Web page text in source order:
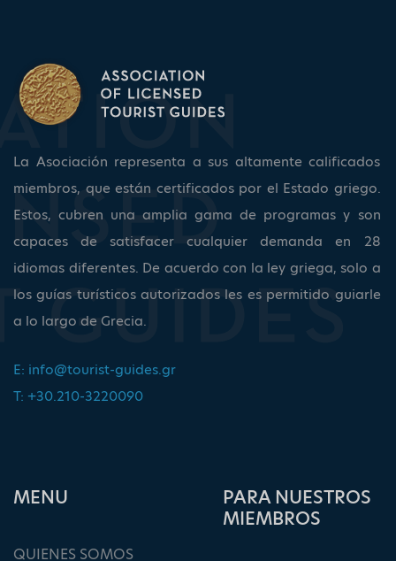
La Asociación representa a sus altamente calificados
miembros, que están certificados por el Estado griego.
Estos, cubren una amplia gama de programas y son
capaces de satisfacer cualquier demanda en 28
idiomas diferentes. De acuerdo con la ley griega, solo a
los guías turísticos autorizados les es permitido guiarle
a lo largo de Grecia.
E: info@tourist-guides.gr
T: +30.210-3220090
ΜΕΝU
QUIENES SOMOS
PARA NUESTROS
MIEMBROS